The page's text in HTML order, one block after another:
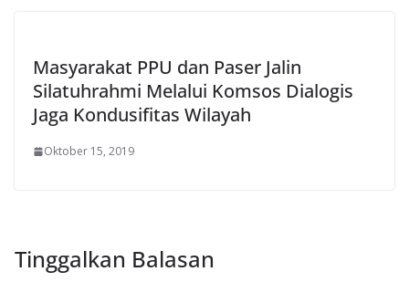
Masyarakat PPU dan Paser Jalin
Silatuhrahmi Melalui Komsos Dialogis
Jaga Kondusifitas Wilayah
Oktober 15, 2019
Tinggalkan Balasan